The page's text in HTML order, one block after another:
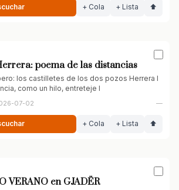
+ Cola + Lista ⬆
poema de las distancias
los castilletes de los dos pozos Herrera I
como un hilo, entreteje l
07-02 —
+ Cola + Lista ⬆
VERANO en GJADËR